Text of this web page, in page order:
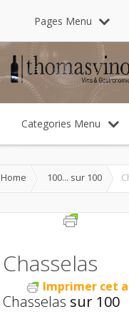
Pages Menu
Categories Menu
Home 100... sur 100
Chasselas
Imprimer cet
Chasselas sur 100